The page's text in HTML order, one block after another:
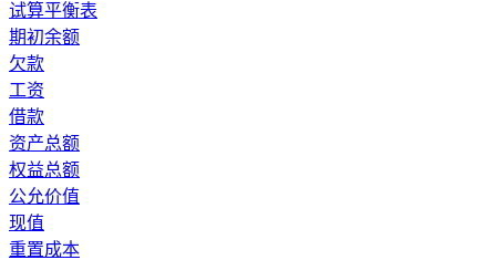
试算平衡表
期初余额
欠款
工资
借款
资产总额
权益总额
公允价值
现值
重置成本